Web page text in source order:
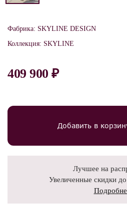
Фабрика: SKYLINE DESIGN
Коллекция: SKYLINE
409 900 ₽
Добавить в
Лучшее на
Увеличенные скидки